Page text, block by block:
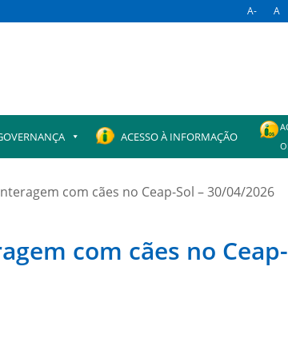
A- A
ACESSO À INFORMAÇÃO
com cães no Ceap-Sol – 30/04/2026
com cães no